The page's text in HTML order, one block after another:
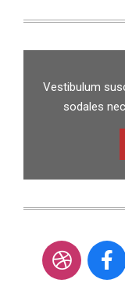
Vestibulum
sodales